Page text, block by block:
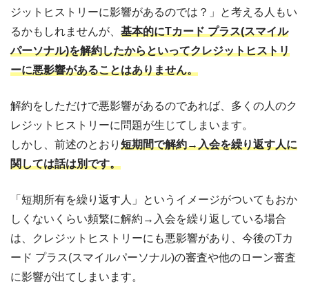
ジットヒストリーに影響があるのでは？」と考える人もい
るかもしれませんが、 基本的にTカード プラス(スマイル
パーソナル)を解約したからといってクレジットヒストリ
ーに悪影響があることはありません。
解約をしただけで悪影響があるのであれば、多くの人のク
レジットヒストリーに問題が生じてしまいます。
しかし、前述のとおり 短期間で解約→入会を繰り返す人に
関しては話は別です。
「短期所有を繰り返す人」というイメージがついてもおか
しくないくらい頻繁に解約→入会を繰り返している場合
は、クレジットヒストリーにも悪影響があり、今後のTカ
ード プラス(スマイルパーソナル)の審査や他のローン審査
に影響が出てしまいます。